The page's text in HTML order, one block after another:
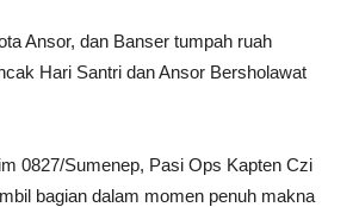
Ansor, dan Banser tumpah ruah
Hari Santri dan Ansor Bersholawat
0827/Sumenep, Pasi Ops Kapten Czi
bagian dalam momen penuh makna